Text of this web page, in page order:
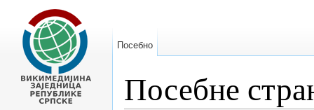
Посебне
Посебно